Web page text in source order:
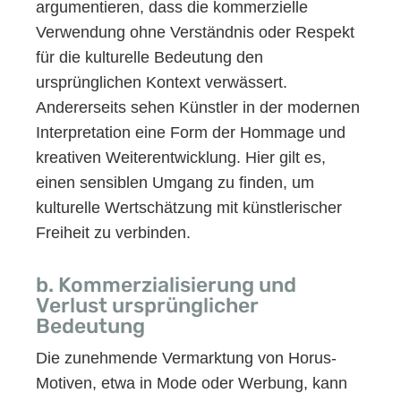
argumentieren, dass die kommerzielle
Verwendung ohne Verständnis oder Respekt
für die kulturelle Bedeutung den
ursprünglichen Kontext verwässert.
Andererseits sehen Künstler in der modernen
Interpretation eine Form der Hommage und
kreativen Weiterentwicklung. Hier gilt es,
einen sensiblen Umgang zu finden, um
kulturelle Wertschätzung mit künstlerischer
Freiheit zu verbinden.
b. Kommerzialisierung und
Verlust ursprünglicher
Bedeutung
Die zunehmende Vermarktung von Horus-
Motiven, etwa in Mode oder Werbung, kann